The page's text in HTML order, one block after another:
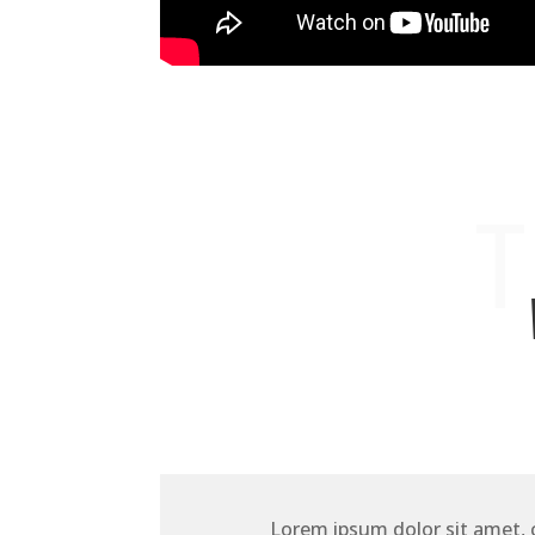
Lorem ipsum dolor sit amet,